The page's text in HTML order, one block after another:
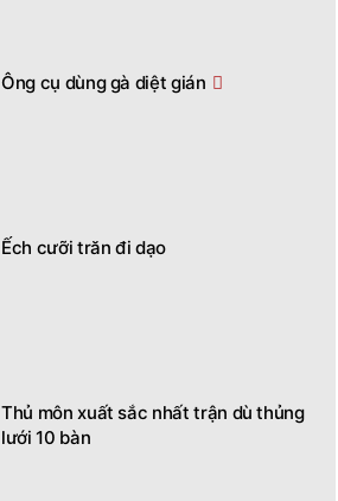
Ông cụ dùng gà diệt gián
Ếch cưỡi trăn đi dạo
Thủ môn xuất sắc nhất trận dù thủng
lưới 10 bàn